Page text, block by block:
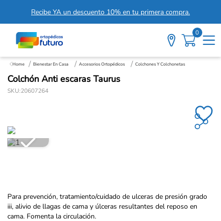
Recibe YA un descuento 10% en tu primera compra.
0
Bienestar En Casa Accesorios Ortopédicos Colchones Y Colchonetas
Colchón Anti escaras Taurus
SKU:20607264
Para prevención, tratamiento/cuidado de ulceras de presión grado
iii, alivio de llagas de cama y úlceras resultantes del reposo en
cama. Fomenta la circulación.